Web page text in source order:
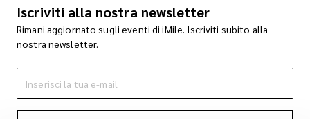
Iscriviti alla nostra newsletter
Rimani aggiornato sugli eventi di iMile. Iscriviti subito alla
nostra newsletter.